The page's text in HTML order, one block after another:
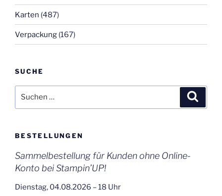
Karten (487)
Verpackung (167)
SUCHE
nach:
BESTELLUNGEN
Sammelbestellung für Kunden ohne Online-
Konto bei Stampin’UP!
Dienstag, 04.08.2026 – 18 Uhr